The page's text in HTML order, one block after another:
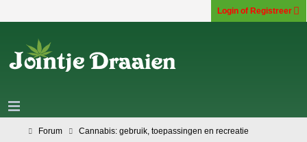
Login of Registreer
Forum
Cannabis: gebruik, toepassingen en recreatie